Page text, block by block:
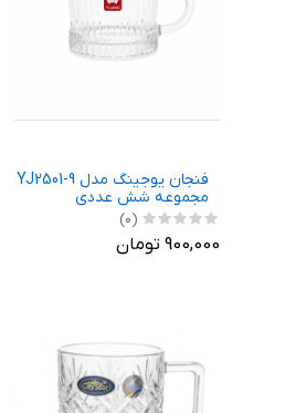
فنجان یوجینگ مدل YJ2501-9
مجموعه شش عددی
(0)
900,000 تومان